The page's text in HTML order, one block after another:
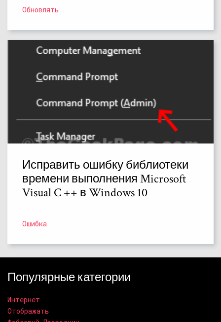
Обновлять
Исправить ошибку библиотеки
времени выполнения Microsoft
Visual C ++ в Windows 10
Ошибка
Популярные категории
Интернет
Отображать